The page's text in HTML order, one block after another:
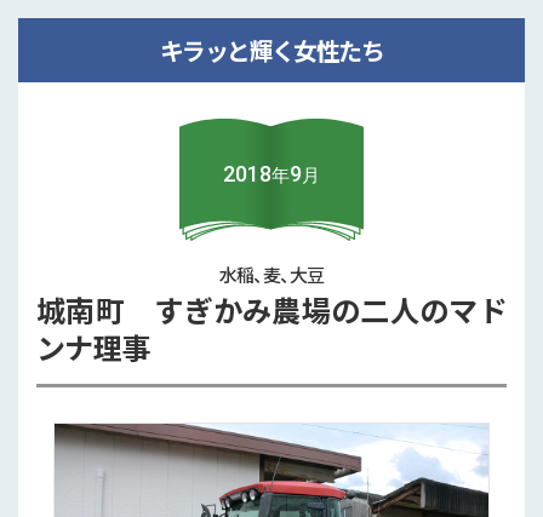
キラッと輝く女性たち
2018年9月
水稲、麦、大豆
城南町 すぎかみ農場の二人のマド
ンナ理事
紅一点！地域営農法人を担って
2024年9月
レンコン、水稲
新鮮な野菜の味・農家の思いを確実･･･
一覧を見る